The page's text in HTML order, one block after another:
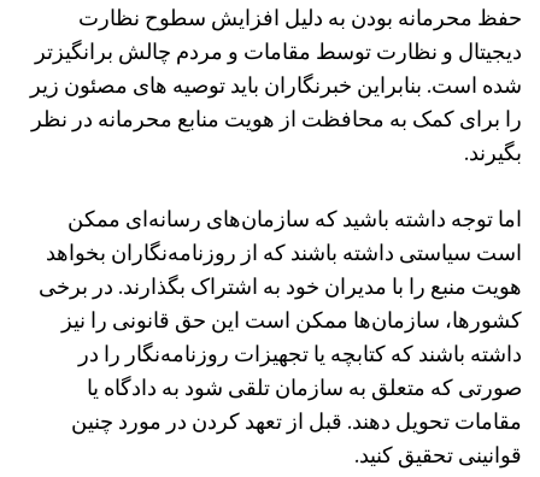
حفظ محرمانه بودن به دلیل افزایش سطوح نظارت
دیجیتال و نظارت توسط مقامات و مردم چالش برانگیزتر
شده است. بنابراین خبرنگاران باید توصیه های مصئون زیر
را برای کمک به محافظت از هویت منابع محرمانه در نظر
بگیرند.
اما توجه داشته باشید که سازمان‌های رسانه‌ای ممکن
است سیاستی داشته باشند که از روزنامه‌نگاران بخواهد
هویت منبع را با مدیران خود به اشتراک بگذارند. در برخی
کشورها، سازمان‌ها ممکن است این حق قانونی را نیز
داشته باشند که کتابچه یا تجهیزات روزنامه‌نگار را در
صورتی که متعلق به سازمان تلقی شود به دادگاه یا
مقامات تحویل دهند. قبل از تعهد کردن در مورد چنین
قوانینی تحقیق کنید.